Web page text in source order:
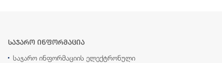
საჯარო ინფორმაცია
საჯარო ინფორმაციის ელექტრონული